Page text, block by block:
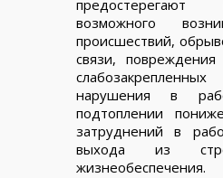
возможного
происшествий,
связи,
нарушения в
подтоплении
затруднений в
выхода из
жизнеобеспечения.